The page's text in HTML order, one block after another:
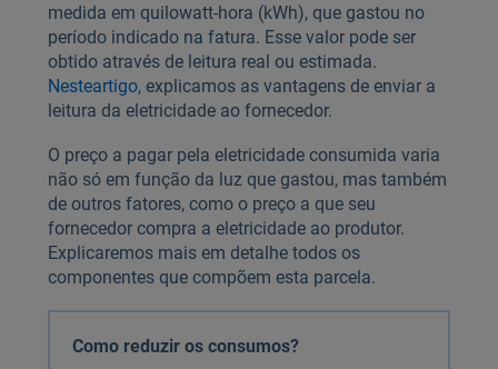
medida em quilowatt-hora (kWh), que gastou no
período indicado na fatura. Esse valor pode ser
obtido através de leitura real ou estimada.
Nesteartigo, explicamos as vantagens de enviar a
leitura da eletricidade ao fornecedor.
O preço a pagar pela eletricidade consumida varia
não só em função da luz que gastou, mas também
de outros fatores, como o preço a que seu
fornecedor compra a eletricidade ao produtor.
Explicaremos mais em detalhe todos os
componentes que compõem esta parcela.
Como reduzir os consumos?